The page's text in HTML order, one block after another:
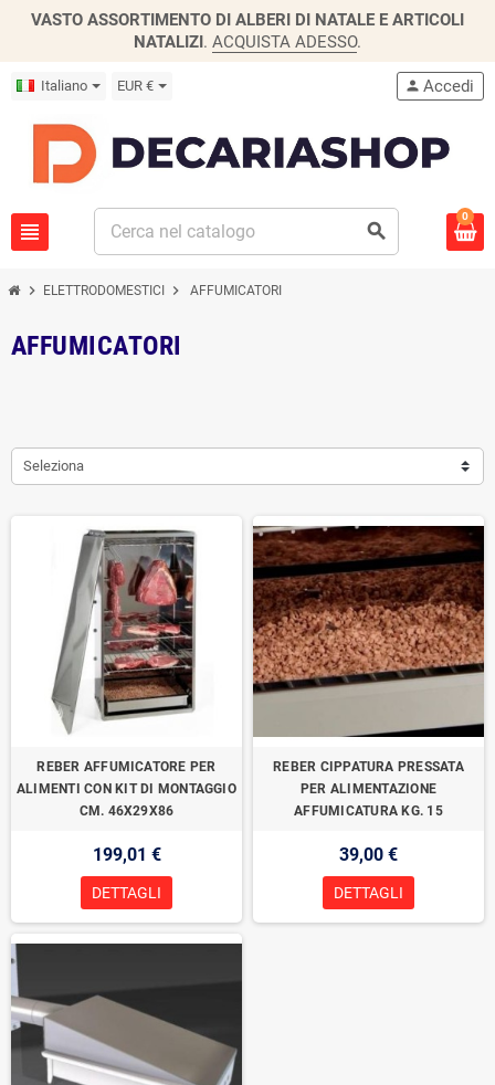
VASTO ASSORTIMENTO DI ALBERI DI NATALE E ARTICOLI
NATALIZI. ACQUISTA ADESSO.
Italiano EUR €
view_headline search
person Accedi
0
chevron_right ELETTRODOMESTICI chevron_right AFFUMICATORI
AFFUMICATORI
Seleziona
REBER AFFUMICATORE PER
ALIMENTI CON KIT DI MONTAGGIO
CM. 46X29X86
199,01 €
DETTAGLI
REBER CIPPATURA PRESSATA
PER ALIMENTAZIONE
AFFUMICATURA KG. 15
39,00 €
DETTAGLI